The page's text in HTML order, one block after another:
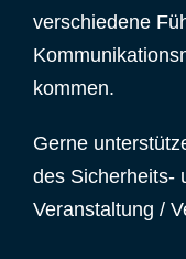
verschiedene
kommen.
Gerne
des Sicherheits-
Veranstaltung /